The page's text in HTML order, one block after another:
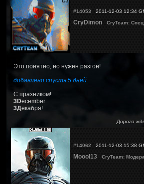
#14053 2011-12-03 12:34
CryDimon CryTeam:
Это понятно, но нужен разгон!
добавлено спустя 5 дней
С празником!
3December
3Декабря!
Дорога
#14062 2011-12-03 15:38
Moool13 CryTeam: